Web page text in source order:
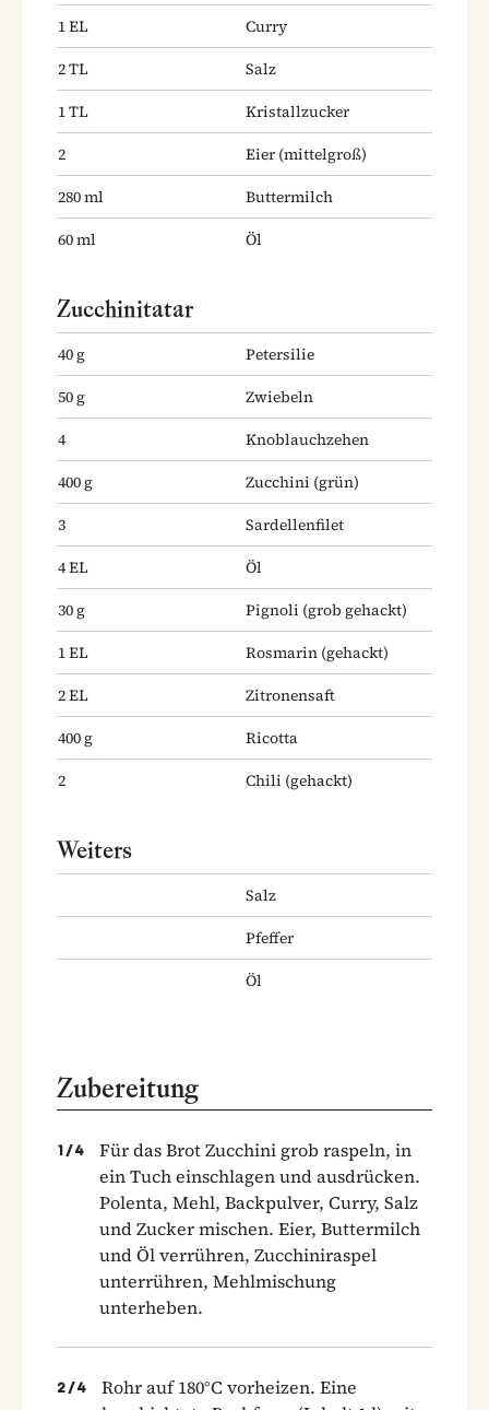
1EL
Curry
2TL
Salz
1TL
Kristallzucker
2
Eier (mittelgroß)
280ml
Buttermilch
60ml Öl
Zucchinitatar
40g
Petersilie
50g
Zwiebeln
4
Knoblauchzehen
400g Zucchini (grün)
3
Sardellenfilet
4EL
Öl
30g Pignoli (grob gehackt)
1EL Rosmarin (gehackt)
2EL
Zitronensaft
400g
Ricotta
2
Chili (gehackt)
Weiters
Salz
Pfeffer
Öl
Zubereitung
1 /4
Für das Brot Zucchini grob raspeln, in
ein Tuch einschlagen und ausdrücken.
Polenta, Mehl, Backpulver, Curry, Salz
und Zucker mischen. Eier, Buttermilch
und Öl verrühren, Zucchiniraspel
unterrühren, Mehlmischung
unterheben.
2 /4
Rohr auf 180°C vorheizen. Eine